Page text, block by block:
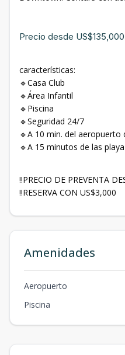
Precio desde US$135,000
características:
🔹Casa Club
🔹Área Infantil
🔹Piscina
🔹Seguridad 24/7
🔹A 10 min. del aeropuerto
🔹A 15 minutos de las playa
‼PRECIO DE PREVENTA
‼RESERVA CON US$3,000
Amenidades
Aeropuerto
Piscina